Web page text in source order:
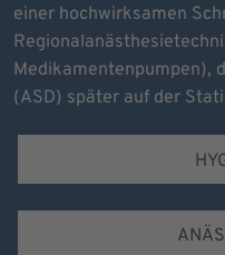
einer hochwirksamen
Medikamentenpumpen),
(ASD) später auf der